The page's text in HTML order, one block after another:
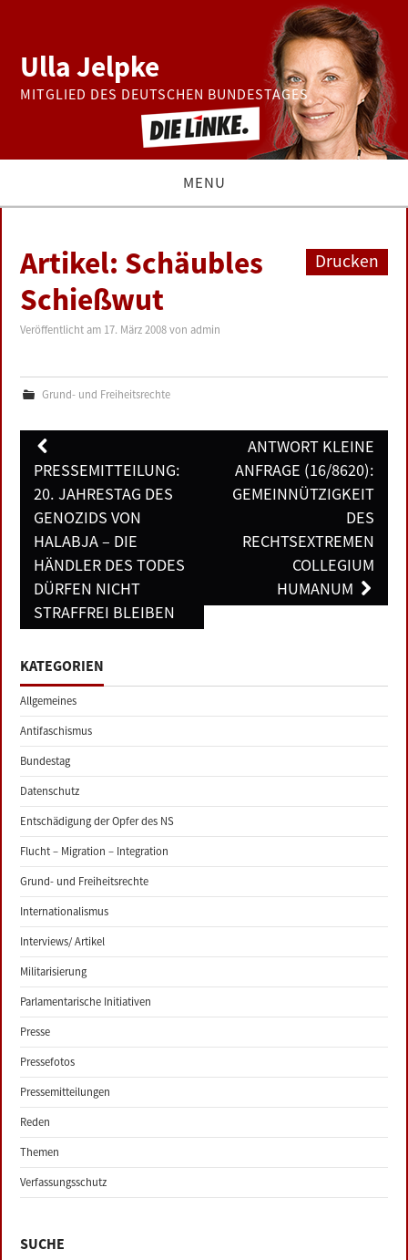
Ulla Jelpke
MITGLIED DES DEUTSCHEN BUNDESTAGES
MENU
BUNDESTAG
PRESSE
ZUR PERSON
DATENSCHUTZERKLÄRUNG
IMPRESSUM
Drucken
Artikel: Schäubles
Schießwut
Veröffentlicht am 17. März 2008 vonadmin
Grund- und Freiheitsrechte
Post
navigation
PRESSEMITTEILUNG:
20. JAHRESTAG DES
GENOZIDS VON
HALABJA – DIE
HÄNDLER DES TODES
DÜRFEN NICHT
STRAFFREI BLEIBEN
ANTWORT KLEINE
ANFRAGE (16/8620):
GEMEINNÜTZIGKEIT
DES
RECHTSEXTREMEN
COLLEGIUM
HUMANUM
KATEGORIEN
Allgemeines
Antifaschismus
Bundestag
Datenschutz
Entschädigung der Opfer des NS
Flucht – Migration – Integration
Grund- und Freiheitsrechte
Internationalismus
Interviews/ Artikel
Militarisierung
Parlamentarische Initiativen
Presse
Pressefotos
Pressemitteilungen
Reden
Themen
Verfassungsschutz
SUCHE